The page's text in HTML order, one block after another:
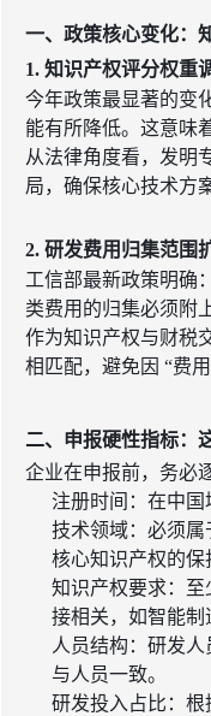
一、政策核心变化：
1. 知识产权评分权重
今年政策最显著的变
能有所降低。这意味
从法律角度看，发明
局，确保核心技术方
2. 研发费用归集范围
工信部最新政策明确
类费用的归集必须附
作为知识产权与财税
相匹配，避免因 “费
二、申报硬性指标：
企业在申报前，务必
注册时间 ：在中
技术领域：必须
核心知识产权的
知识产权要求 ：
接相关，如智能制
人员结构 ：研发
与人员一致。
研发投入占比 ：